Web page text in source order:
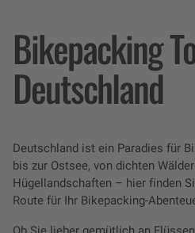
Bikepacking
Deutschland
Deutschland ist ein Paradies für
bis zur Ostsee, von dichten
Hügellandschaften – hier finden
Route für Ihr Bikepacking-